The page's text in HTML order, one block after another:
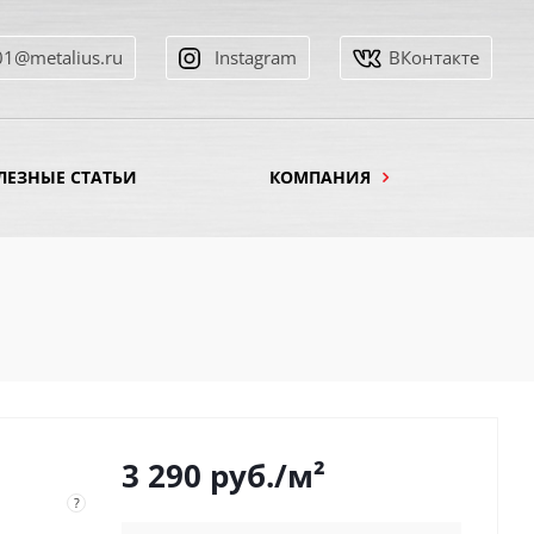
Instagram ВКонтакте
СТАТЬИ КОМПАНИЯ
?
3 290 руб./м²